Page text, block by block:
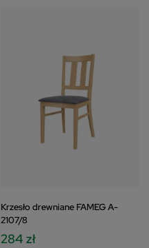
Krzesło drewniane FAMEG A-
2107/8
284 zł